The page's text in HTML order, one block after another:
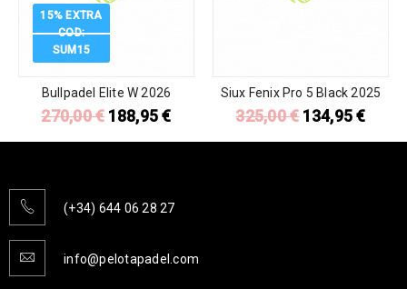
15% EXTRA
COD:
SUM15
Bullpadel Elite W 2026
270,00€ 188,95€
Siux Fenix Pro 5 Black 2025
325,00€ 134,95€
(+34) 644 06 28 27
info@pelotapadel.com